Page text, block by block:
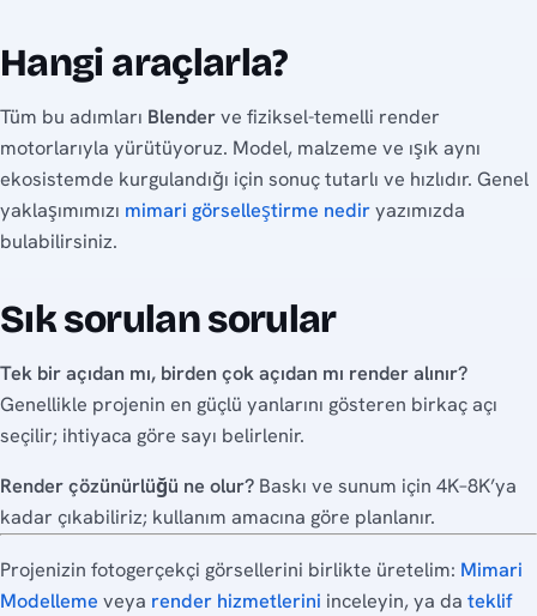
Hangi araçlarla?
Tüm bu adımları Blenderve fiziksel-temelli render
motorlarıyla yürütüyoruz. Model, malzeme ve ışık aynı
ekosistemde kurgulandığı için sonuç tutarlı ve hızlıdır. Genel
yaklaşımımızı mimari görselleştirme nediryazımızda
bulabilirsiniz.
Sık sorulan sorular
Tek bir açıdan mı, birden çok açıdan mı render alınır?
Genellikle projenin en güçlü yanlarını gösteren birkaç açı
seçilir; ihtiyaca göre sayı belirlenir.
Render çözünürlüğü ne olur? Baskı ve sunum için 4K–8K’ya
kadar çıkabiliriz; kullanım amacına göre planlanır.
Projenizin fotogerçekçi görsellerini birlikte üretelim: Mimari
Modelleme veya render hizmetlerini inceleyin, ya da teklif